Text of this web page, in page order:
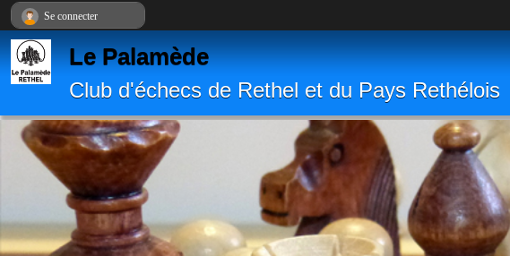
Le Palamède
Club d'échecs de Rethel et du Pays Rethélois
Se connecter
Panneau de gestion des cookies